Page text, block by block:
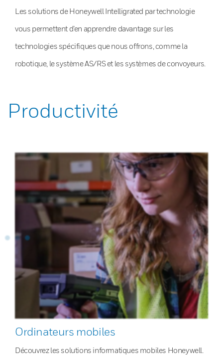
Les solutions de Honeywell Intelligrated par technologie
vous permettent d’en apprendre davantage sur les
technologies spécifiques que nous offrons, comme la
robotique, le système AS/RS et les systèmes de convoyeurs.
Productivité
Ordinateurs mobiles
Découvrez les solutions informatiques mobiles Honeywell.